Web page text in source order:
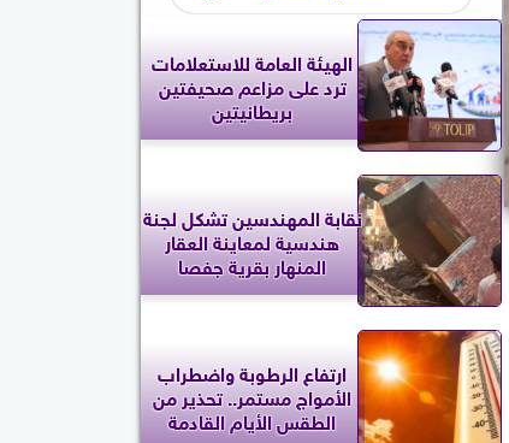
الهيئة العامة للاستعلامات
ترد على مزاعم صحيفتين
بريطانيتين
نقابة المهندسين تشكل لجنة
هندسية لمعاينة العقار
المنهار بقرية جفصا
ارتفاع الرطوبة واضطراب
الأمواج مستمر.. تحذير من
الطقس الأيام القادمة